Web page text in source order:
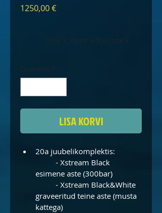
1250,00 €Price
Only X items left in stock
Quantity *
LISA KORVI
20a juubelikomplektis:
esimene aste (300bar)
graveeritud teine aste (musta
kattega)